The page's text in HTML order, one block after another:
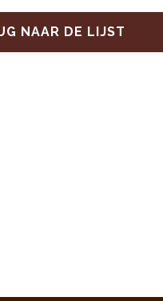
NAAR DE LIJST